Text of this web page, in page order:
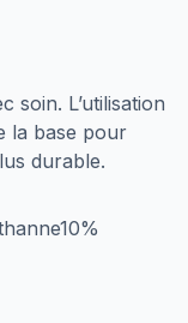
soin. L’utilisation
la base pour
durable.